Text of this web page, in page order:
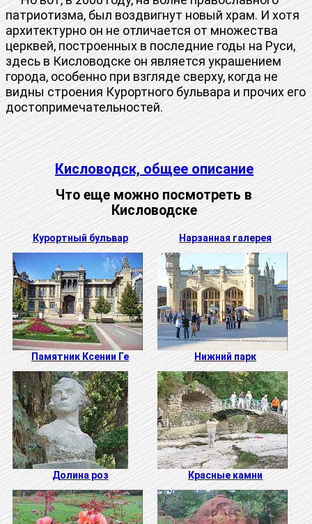
патриотизма, был воздвигнут новый храм. И хотя
архитектурно он не отличается от множества
церквей, построенных в последние годы на Руси,
здесь в Кисловодске он является украшением
города, особенно при взгляде сверху, когда не
видны строения Курортного бульвара и прочих его
достопримечательностей.
Кисловодск, общее описание
Что еще можно посмотреть в
Кисловодске
Курортный бульвар Нарзанная галерея
Памятник Ксении Ге Нижний парк
Долина роз Красные камни